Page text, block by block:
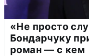
«Не просто
Бондарчуку
роман — с кем